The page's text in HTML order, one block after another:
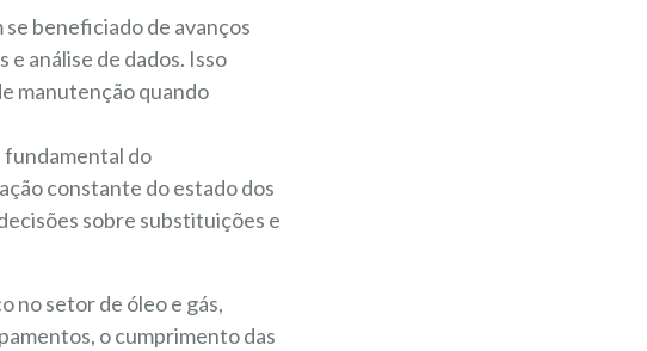
beneficiado de avanços
análise de dados. Isso
manutenção quando
fundamental do
constante do estado dos
sobre substituições e
no setor de óleo e gás,
o cumprimento das